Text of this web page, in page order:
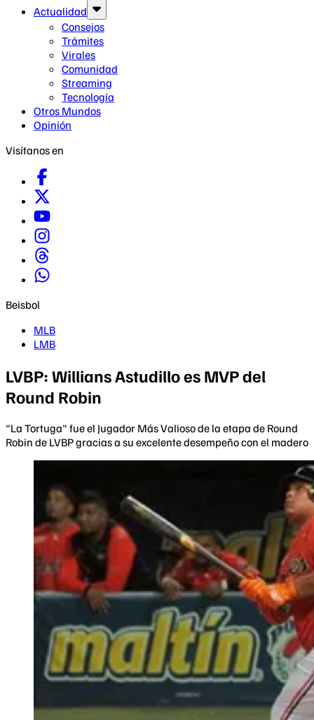
Actualidad
Consejos
Trámites
Virales
Comunidad
Streaming
Tecnología
Otros Mundos
Opinión
Visítanos en
Beisbol
MLB
LMB
LVBP: Willians Astudillo es MVP del
Round Robin
"La Tortuga" fue el Jugador Más Valioso de la etapa de Round
Robin de LVBP gracias a su excelente desempeño con el madero